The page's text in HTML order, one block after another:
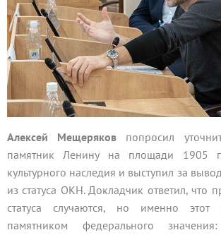
Алексей Мещеряков попросил
памятник Ленину на площади 1905
культурного наследия и выступил за
из статуса ОКН. Докладчик ответил, что
статуса случаются, но именно этот
памятником федерального значения: